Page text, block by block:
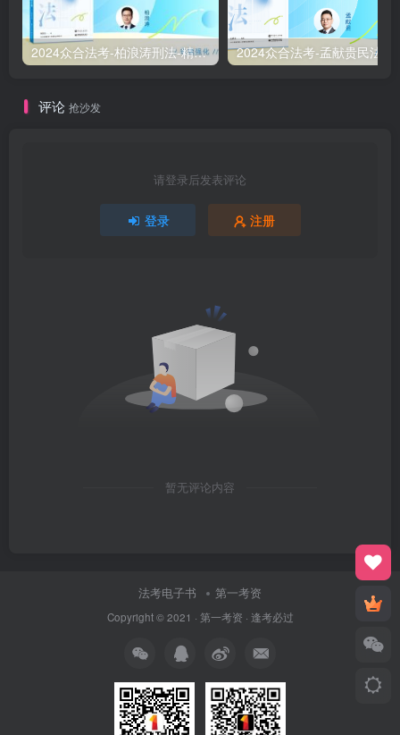
2024众合法考-柏浪涛刑法-精讲卷pdf电子版（附视频1-76全）
评论 抢沙发
请登录后发表评论
登录 注册
暂无评论内容
法考电子书 第一考资
Copyright © 2021 · 第一考资 · 逢考必过